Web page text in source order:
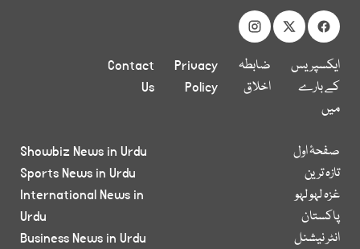
ایکسپریس
کے بارے
میں
ضابطہ
اخلاق
Privacy
Policy
Contact
Us
صفحۂ اول
تازہ ترین
غزہ لہو لہو
پاکستان
انٹر نیشنل
Showbiz News in Urdu
Sports News in Urdu
International News in
Urdu
Business News in Urdu